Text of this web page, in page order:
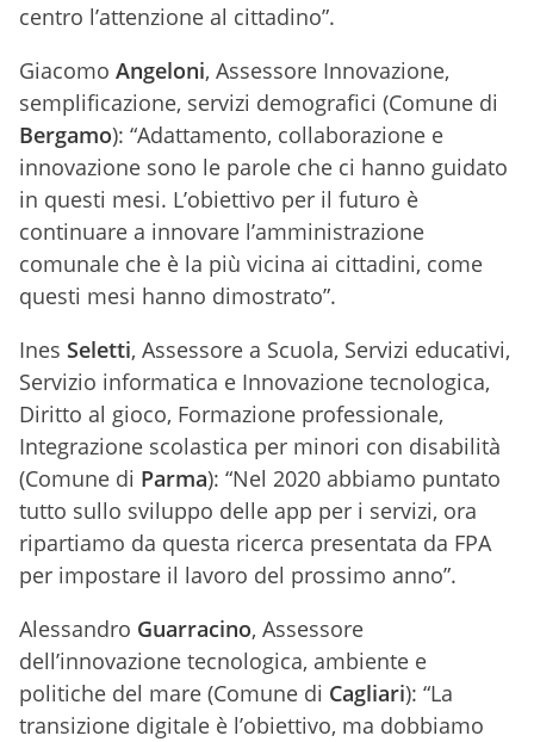
centro l’attenzione al cittadino”.
Giacomo Angeloni, Assessore Innovazione,
semplificazione, servizi demografici (Comune di
Bergamo): “Adattamento, collaborazione e
innovazione sono le parole che ci hanno guidato
in questi mesi. L’obiettivo per il futuro è
continuare a innovare l’amministrazione
comunale che è la più vicina ai cittadini, come
questi mesi hanno dimostrato”.
Ines Seletti, Assessore a Scuola, Servizi educativi,
Servizio informatica e Innovazione tecnologica,
Diritto al gioco, Formazione professionale,
Integrazione scolastica per minori con disabilità
(Comune di Parma): “Nel 2020 abbiamo puntato
tutto sullo sviluppo delle app per i servizi, ora
ripartiamo da questa ricerca presentata da FPA
per impostare il lavoro del prossimo anno”.
Alessandro Guarracino, Assessore
dell’innovazione tecnologica, ambiente e
politiche del mare (Comune di Cagliari): “La
transizione digitale è l’obiettivo, ma dobbiamo